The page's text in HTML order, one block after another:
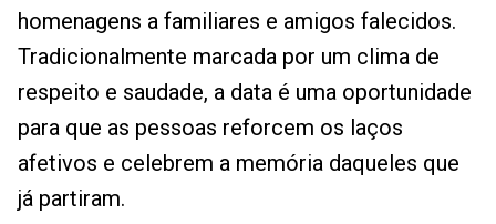
homenagens a familiares e amigos falecidos.
Tradicionalmente marcada por um clima de
respeito e saudade, a data é uma oportunidade
para que as pessoas reforcem os laços
afetivos e celebrem a memória daqueles que
já partiram.